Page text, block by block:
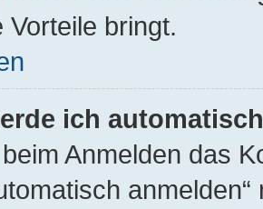
Vorteile bringt.
ich
Anmelden das